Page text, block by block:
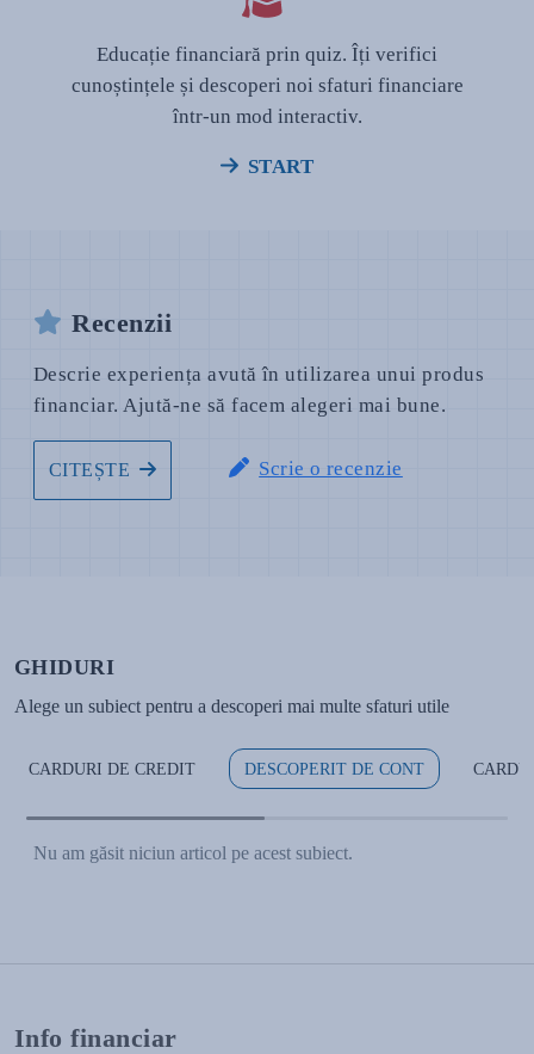
Educație financiară prin quiz. Îți verifici
cunoștințele și descoperi noi sfaturi financiare
într-un mod interactiv.
START
Recenzii
Descrie experiența avută în utilizarea unui produs
financiar. Ajută-ne să facem alegeri mai bune.
CITEȘTE Scrie o recenzie
GHIDURI
Alege un subiect pentru a descoperi mai multe sfaturi utile
CARDURI DE CREDIT DESCOPERIT DE CONT
Nu am găsit niciun articol pe acest subiect.
Info financiar